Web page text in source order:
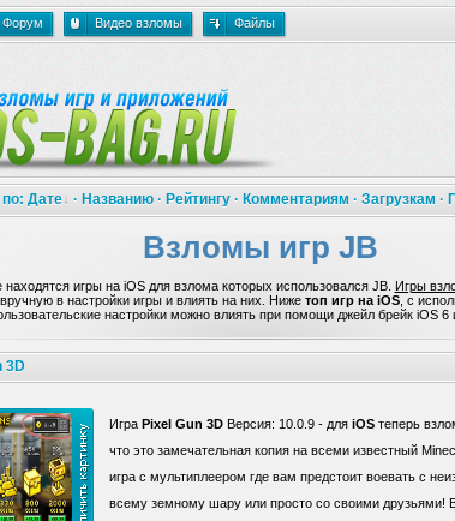
Форум Видео взломы Файлы
Дате · Названию · Рейтингу · Комментариям · Загрузкам ·
Взломы игр JB
находятся игры на iOS для взлома которых использовался JB. Игры
в настройки игры и влиять на них. Ниже топ игр на iOS , с
настройки можно влиять при помощи джейл брейк iOS 6
3D
Игра Pixel Gun 3D Версия: 10.0.9 - для iOS теперь
что это замечательная копия на всеми известный
игра с мультиплеером где вам предстоит воевать с
всему земному шару или просто со своими друзьями!